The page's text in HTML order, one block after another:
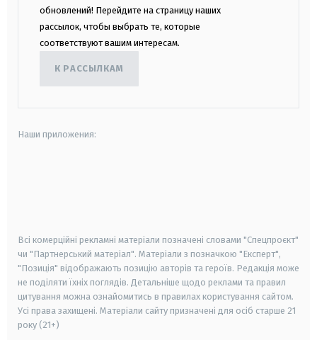
обновлений! Перейдите на страницу наших
рассылок, чтобы выбрать те, которые
соответствуют вашим интересам.
К РАССЫЛКАМ
Наши приложения:
Всі комерційні рекламні матеріали позначені словами "Спецпроєкт"
чи "Партнерський матеріал". Матеріали з позначкою "Експерт",
"Позиція" відображають позицію авторів та героїв. Редакція може
не поділяти їхніх поглядів. Детальніше щодо реклами та правил
цитування можна ознайомитись в правилах користування сайтом.
Усі права захищені. Матеріали сайту призначені для осіб старше 21
року (21+)